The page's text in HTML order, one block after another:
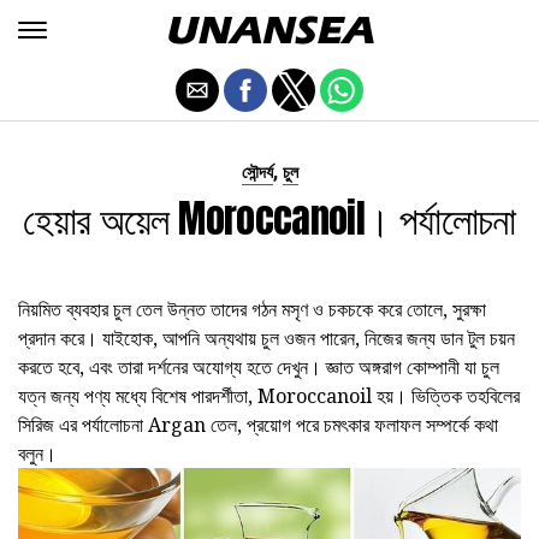
সৌন্দর্য, চুল
হেয়ার অয়েল Moroccanoil। পর্যালোচনা
নিয়মিত ব্যবহার চুল তেল উন্নত তাদের গঠন মসৃণ ও চকচকে করে তোলে, সুরক্ষা
প্রদান করে। যাইহোক, আপনি অন্যথায় চুল ওজন পারেন, নিজের জন্য ডান টুল চয়ন
করতে হবে, এবং তারা দর্শনের অযোগ্য হতে দেখুন। জ্ঞাত অঙ্গরাগ কোম্পানী যা চুল
যত্ন জন্য পণ্য মধ্যে বিশেষ পারদর্শীতা, Moroccanoil হয়। ভিত্তিক তহবিলের
সিরিজ এর পর্যালোচনা Argan তেল, প্রয়োগ পরে চমৎকার ফলাফল সম্পর্কে কথা
বলুন।